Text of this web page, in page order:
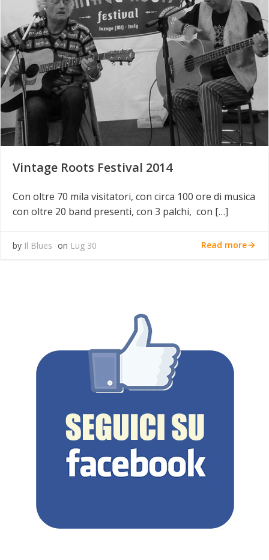
Vintage Roots Festival 2014
Con oltre 70 mila visitatori, con circa 100 ore di musica
con oltre 20 band presenti, con 3 palchi, con […]
by Il Blues on Lug 30 Read more